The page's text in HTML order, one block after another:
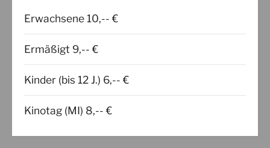
Erwachsene 10,-- €
Ermäßigt 9,-- €
Kinder (bis 12 J.) 6,-- €
Kinotag (MI) 8,-- €